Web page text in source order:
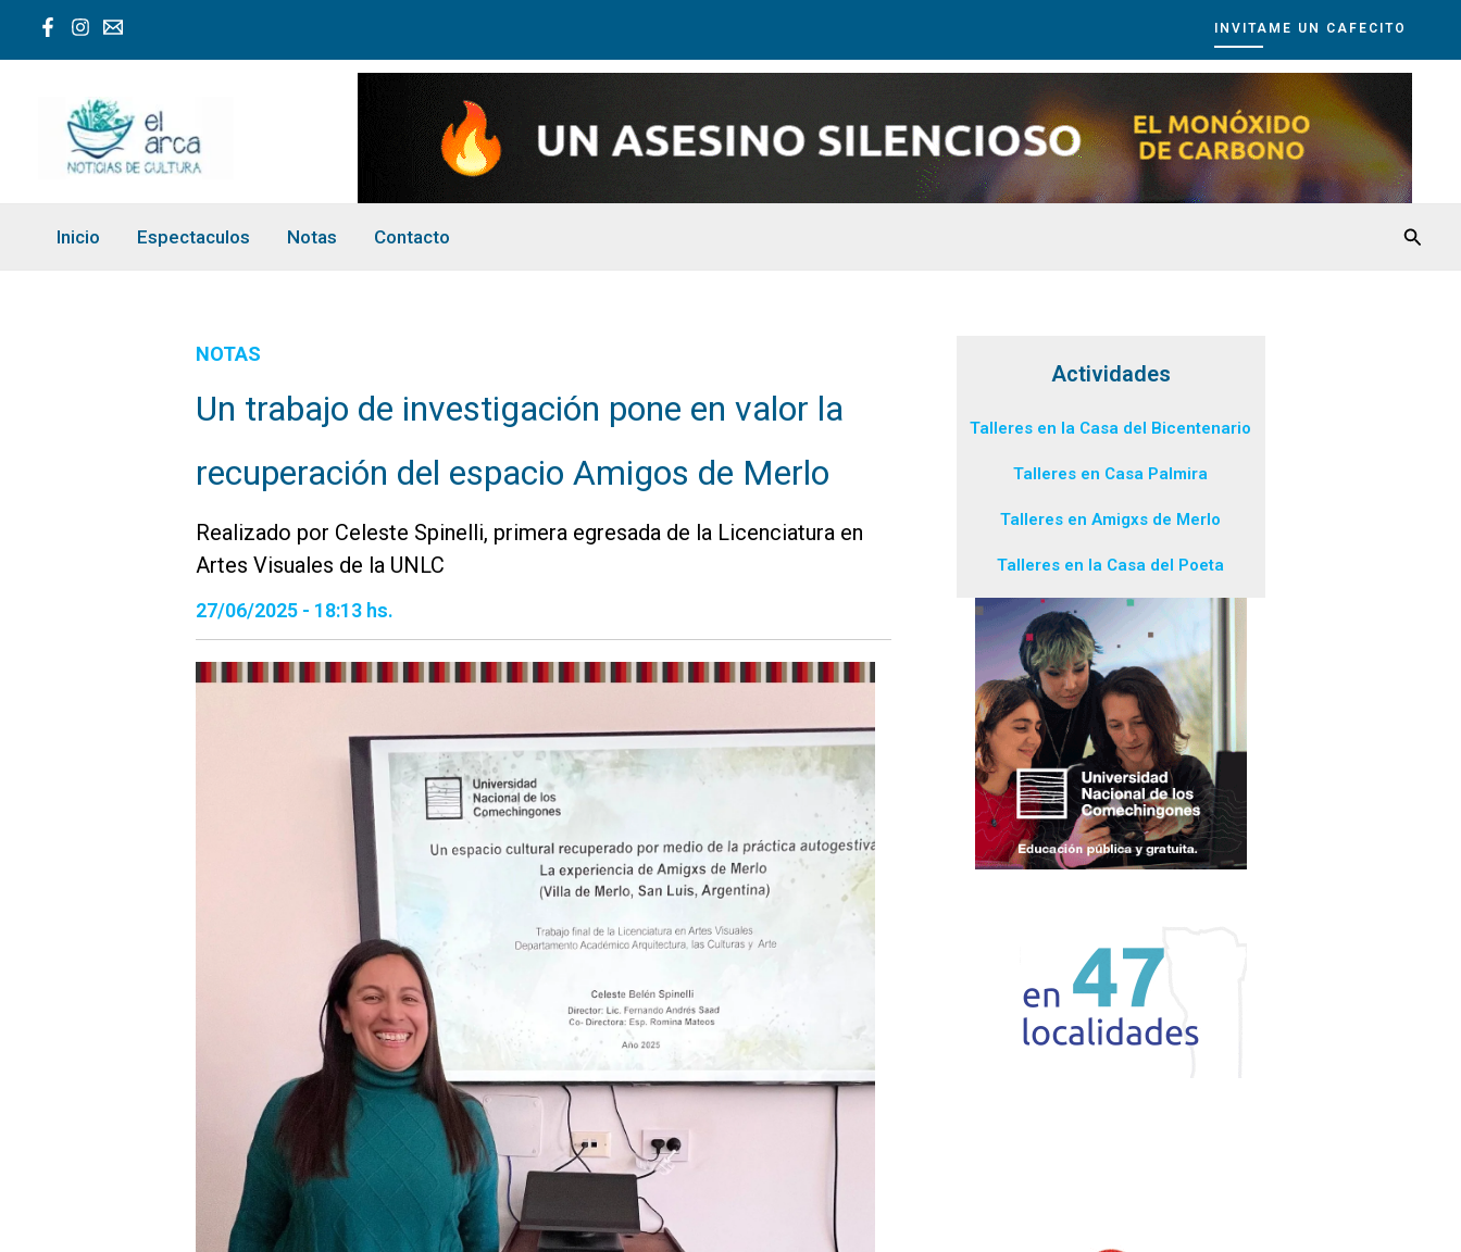
INVITAME UN CAFECITO
Inicio Espectaculos Notas Contacto
NOTAS
Un trabajo de investigación pone en valor la
recuperación del espacio Amigos de Merlo
Realizado por Celeste Spinelli, primera egresada de la Licenciatura en
Artes Visuales de la UNLC
27/06/2025 - 18:13 hs.
Actividades
Talleres en la Casa del Bicentenario
Talleres en Casa Palmira
Talleres en Amigxs de Merlo
Talleres en la Casa del Poeta